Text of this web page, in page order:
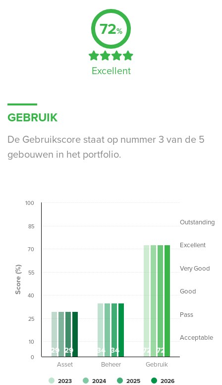
72%
Excellent
GEBRUIK
De Gebruikscore staat op nummer 3 van de 5
gebouwen in het portfolio.
Acceptable
Pass
Good
Very Good
Excellent
Outstanding
Score (%)
29 34 72
29 34 72
2023 2024 2025 2026
Asset Beheer Gebruik
0
10
25
40
55
70
85
100